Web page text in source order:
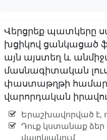
Վերցրեք պատկերը
խցիկով ցանկացած
այն այստեղ և
մասնագիտական
փաստաթղթի
վարորդական
Երաշխավորված է,
Դուք կստանաք ձեր
վայրկյանում